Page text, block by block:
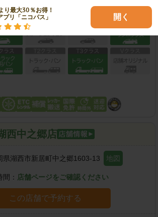
り最大30％お得！
プリ「ニコパス」
開く
西中之郷店
県湖西市新居町中之郷1603-13 地図
： 店舗ページをご確認ください
この店舗で予約する